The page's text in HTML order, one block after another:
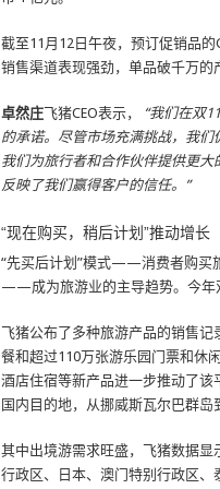
截至11月12日午夜，预订促销品
销售渠道表现强劲，单品破千万的
卓然庄飞猪CEO表示， “我们在双
的承诺。尽管市场充满挑战，我们
我们为旅行者和合作伙伴提供更大
反映了我们赢得客户的信任。”
“现在购买，稍后计划”推动增长
“先买后计划”模式——消费者购买
——成为旅游业的主导趋势。今年
飞猪公布了多种旅游产品的销售记
餐和超过110万张游乐园门票和休
酒店住宿等新产品进一步推动了
国内目的地，从挪威斯瓦尔巴群岛
其中出境游需求旺盛，飞猪数据显
行政区、日本、澳门特别行政区